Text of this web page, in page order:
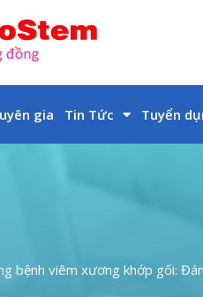
gia Tin Tức Tuyển
bệnh viêm xương khớp gối: